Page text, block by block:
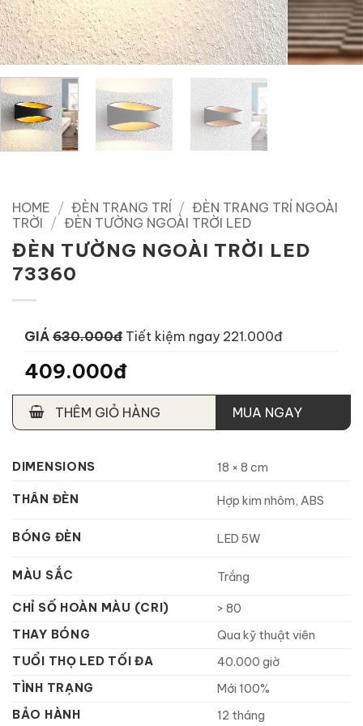
HOME / ĐÈN TRANG TRÍ / ĐÈN TRANG TRÍ NGOÀI
TRỜI / ĐÈN TƯỜNG NGOÀI TRỜI LED
ĐÈN TƯỜNG NGOÀI TRỜI LED
73360
GIÁ 630.000đ Tiết kiệm ngay 221.000đ
409.000đ
THÊM GIỎ HÀNG MUA NGAY
DIMENSIONS 18 × 8 cm
THÂN ĐÈN Hợp kim nhôm, ABS
BÓNG ĐÈN LED 5W
MÀU SẮC Trắng
CHỈ SỐ HOÀN MÀU (CRI)
> 80
THAY BÓNG
Qua kỹ thuật viên
TUỔI THỌ LED TỐI ĐA
40.000 giờ
TÌNH TRẠNG
Mới 100%
BẢO HÀNH
12 tháng